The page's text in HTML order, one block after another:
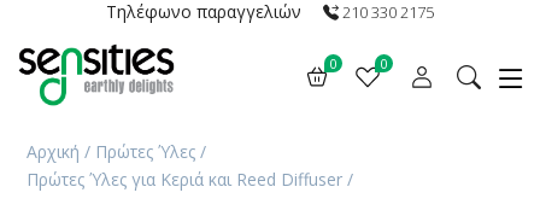
Τηλέφωνο παραγγελιών 210 330 2175
0 0
Αρχική / Πρώτες Ύλες /
Πρώτες Ύλες για Κεριά και Reed Diffuser /